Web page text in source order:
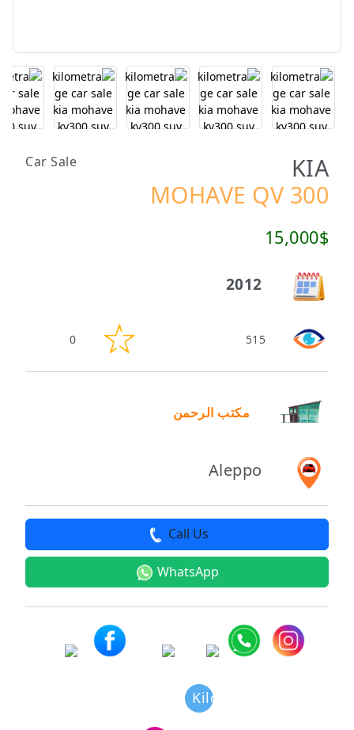
KIA
Car Sale
MOHAVE QV 300
15,000$
2012
515
0
مكتب الرحمن
Aleppo
Call Us
WhatsApp